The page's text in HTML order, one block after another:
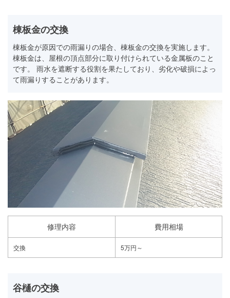
棟板金の交換
棟板金が原因での雨漏りの場合、棟板金の交換を実施します。
棟板金は、屋根の頂点部分に取り付けられている金属板のこと
です。 雨水を遮断する役割を果たしており、劣化や破損によっ
て雨漏りすることがあります。
修理内容 費用相場
交換 5万円～
谷樋の交換